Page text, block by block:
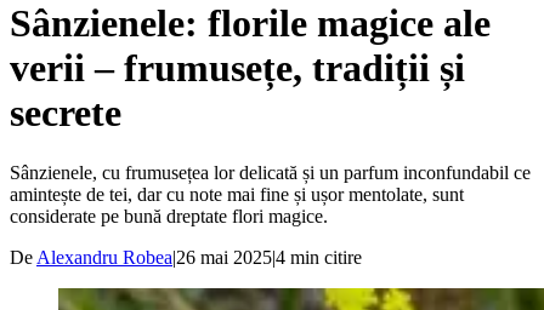
Sânzienele: florile magice ale
verii – frumusețe, tradiții și
secrete
Sânzienele, cu frumusețea lor delicată și un parfum inconfundabil ce
amintește de tei, dar cu note mai fine și ușor mentolate, sunt
considerate pe bună dreptate flori magice.
De Alexandru Robea|26 mai 2025|4 min citire